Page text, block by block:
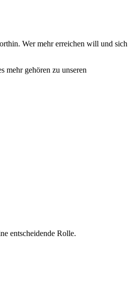
Wer mehr erreichen will und sich
mehr gehören zu unseren
entscheidende Rolle.